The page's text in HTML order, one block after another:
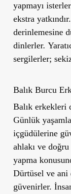
yapmayı
ekstra
derinlemesine
dinlerler.
sergilerler;
Balık Burcu
Balık erkekleri
Günlük
içgüdülerine
ahlakı ve
yapma
Dürtüsel ve ani
güvenirler.